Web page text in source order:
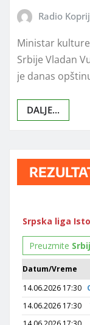
Radio
Ministar
Srbije Vladan
je danas
DALJE...